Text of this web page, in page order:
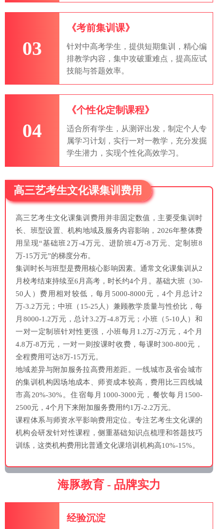
03
《考前集训课》
针对中高考学生，提供短期集训，精心编
排教学内容，集中攻破重难点，提高应试
技能与答题效率。
04
《个性化定制课程》
适合所有学生，从测评出发，制定个人专
属学习计划，实行一对一教学，充分发掘
学生潜力，实现个性化高效学习。
高三艺考生文化课集训费用
高三艺考生文化课集训费用并非固定数值，主要受集训时
长、班型设置、机构地域及服务内容影响，2026年整体费
用呈现“基础班2万-4万元、进阶班4万-8万元、定制班8
万-15万元”的梯度分布。
集训时长与班型是费用核心影响因素。通常文化课集训从2
月校考结束持续至6月高考，时长约4个月。基础大班（30-
50人）费用相对较低，每月5000-8000元，4个月总计2
万-3.2万元；中班（15-25人）兼顾教学质量与性价比，每
月8000-1.2万元，总计3.2万-4.8万元；小班（5-10人）和
一对一定制班针对性更强，小班每月1.2万-2万元，4个月
4.8万-8万元，一对一则按课时收费，每课时300-800元，
全程费用可达8万-15万元。
地域差异与附加服务拉高费用差距。一线城市及省会城市
的集训机构因场地成本、师资成本较高，费用比三四线城
市高20%-30%。住宿每月1000-3000元，餐饮每月1500-
2500元，4个月下来附加服务费用约1万-2.2万元。
课程体系与师资水平影响费用定位。专注艺考生文化课的
机构会研发针对性课程，侧重基础知识点梳理和答题技巧
训练，这类机构费用比普通文化课培训机构高10%-15%。
海豚教育 - 品牌实力
经验沉淀